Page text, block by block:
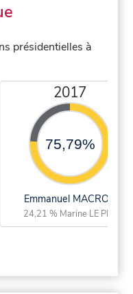
présidentielles à
2017
75,79%
Emmanuel MACRON
24,21 % Marine LE PEN